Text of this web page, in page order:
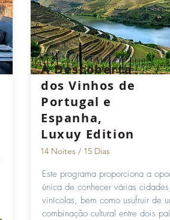
À Descoberta
dos Vinhos de
Portugal e
Espanha,
Luxuy Edition
14 Noites / 15 Dias
Este programa proporciona a
única de conhecer várias
vinícolas, bem como usufruir de
combinação cultural entre dois